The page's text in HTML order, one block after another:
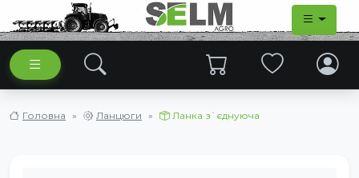
Головна Ланцюги Ланка з`єднуюча